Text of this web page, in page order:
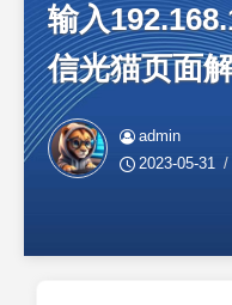
输入
信光猫页面
admin
2023-05-31